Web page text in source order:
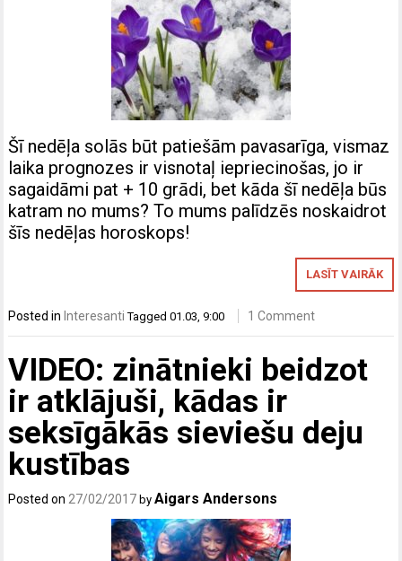
Šī nedēļa solās būt patiešām pavasarīga, vismaz
laika prognozes ir visnotaļ iepriecinošas, jo ir
sagaidāmi pat + 10 grādi, bet kāda šī nedēļa būs
katram no mums? To mums palīdzēs noskaidrot
šīs nedēļas horoskops!
LASĪT VAIRĀK
Posted in Interesanti Tagged01.03,9:00 1 Comment
VIDEO: zinātnieki beidzot
ir atklājuši, kādas ir
seksīgākās sieviešu deju
kustības
Posted on 27/02/2017 byAigars Andersons